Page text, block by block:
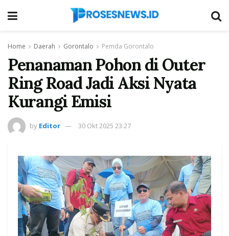
Home Daerah Gorontalo Pemda Gorontalo
Penanaman Pohon di Outer
Ring Road Jadi Aksi Nyata
Kurangi Emisi
by Editor 30 Okt 2025 23:27